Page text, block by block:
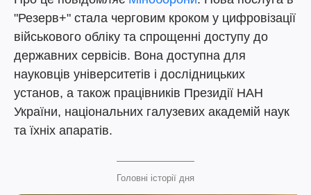
"Резерв+" стала черговим кроком у цифровізації
військового обліку та спрощенні доступу до
державних сервісів. Вона доступна для
науковців університетів і дослідницьких
установ, а також працівників Президії НАН
України, національних галузевих академій наук
та їхніх апаратів.
Головні історії дня